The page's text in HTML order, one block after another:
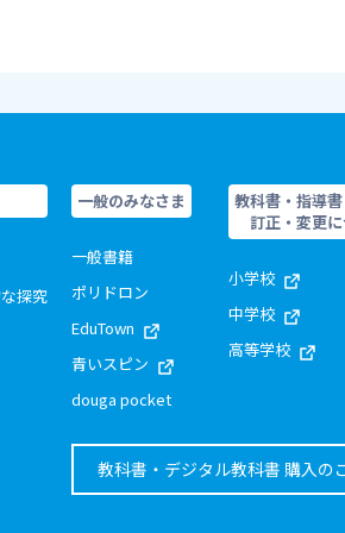
探究
一般のみなさま
一般書籍
ポリドロン
EduTown
青いスピン
douga pocket
教科書・指導
訂正・変更
小学校
中学校
高等学校
教科書・デジタル教科書 購入の